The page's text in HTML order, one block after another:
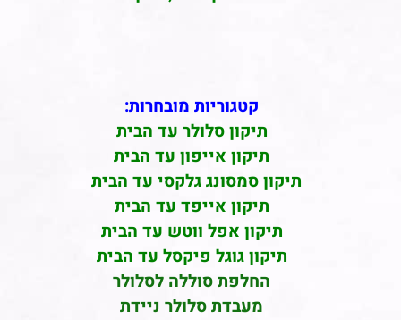
קטגוריות מובחרות:
תיקון סלולר עד הבית
תיקון אייפון עד הבית
תיקון סמסונג גלקסי עד הבית
תיקון אייפד עד הבית
תיקון אפל ווטש עד הבית
תיקון גוגל פיקסל עד הבית
החלפת סוללה לסלולר
מעבדת סלולר ניידת